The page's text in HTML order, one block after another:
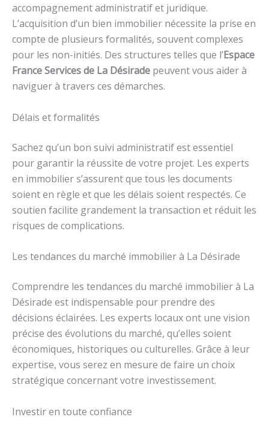
accompagnement administratif et juridique.
L’acquisition d’un bien immobilier nécessite la prise en
compte de plusieurs formalités, souvent complexes
pour les non-initiés. Des structures telles que l’Espace
France Services de La Désirade peuvent vous aider à
naviguer à travers ces démarches.
Délais et formalités
Sachez qu’un bon suivi administratif est essentiel
pour garantir la réussite de votre projet. Les experts
en immobilier s’assurent que tous les documents
soient en règle et que les délais soient respectés. Ce
soutien facilite grandement la transaction et réduit les
risques de complications.
Les tendances du marché immobilier à La Désirade
Comprendre les tendances du marché immobilier à La
Désirade est indispensable pour prendre des
décisions éclairées. Les experts locaux ont une vision
précise des évolutions du marché, qu’elles soient
économiques, historiques ou culturelles. Grâce à leur
expertise, vous serez en mesure de faire un choix
stratégique concernant votre investissement.
Investir en toute confiance